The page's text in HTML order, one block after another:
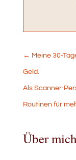
← Meine 30-
Geld.
Als Scanner-
Routinen für
Über mich